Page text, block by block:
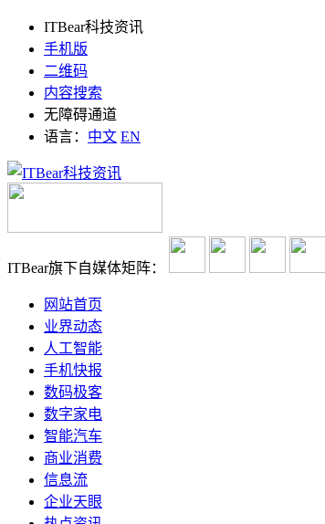
ITBear科技资讯
手机版
二维码
内容搜索
无障碍通道
语言： 中文 EN
ITBear旗下自媒体矩阵：
网站首页
业界动态
人工智能
手机快报
数码极客
数字家电
智能汽车
商业消费
信息流
企业天眼